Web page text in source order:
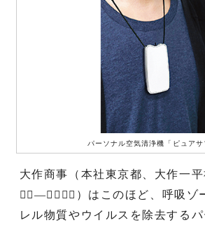
パーソナル空気清浄機「ピュアサ
大作商事（本社東京都、大作一平
３９―４０００）はこのほど、呼吸
レル物質やウイルスを除去する